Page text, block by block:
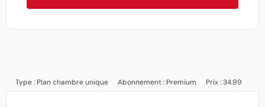
Type : Plan chambre unique Abonnement : Premium Prix : 34.99